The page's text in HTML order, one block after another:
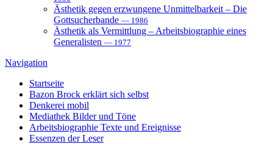
Ästhetik gegen erzwungene Unmittelbarkeit – Die
Gottsucherbande — 1986
Ästhetik als Vermittlung – Arbeitsbiographie eines
Generalisten — 1977
Navigation
Startseite
Bazon Brock erklärt sich selbst
Denkerei mobil
Mediathek Bilder und Töne
Arbeitsbiographie Texte und Ereignisse
Essenzen der Leser